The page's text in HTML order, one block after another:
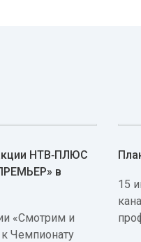
НТВ‑ПЛЮС
в
«Смотрим и
Чемпионату
15